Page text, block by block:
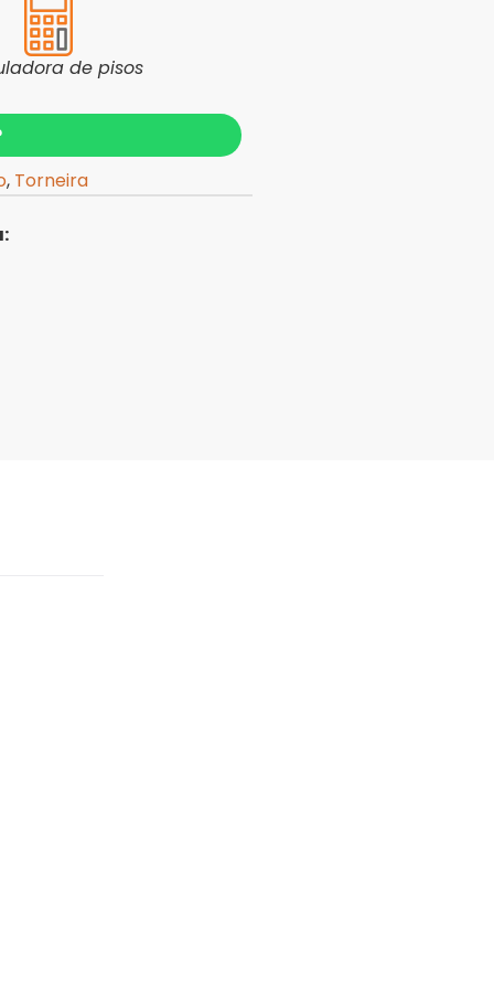
de pisos
, Torneira